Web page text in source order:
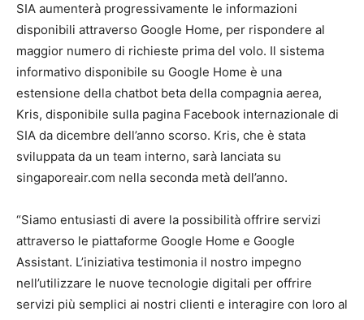
SIA aumenterà progressivamente le informazioni
disponibili attraverso Google Home, per rispondere al
maggior numero di richieste prima del volo. Il sistema
informativo disponibile su Google Home è una
estensione della chatbot beta della compagnia aerea,
Kris, disponibile sulla pagina Facebook internazionale di
SIA da dicembre dell’anno scorso. Kris, che è stata
sviluppata da un team interno, sarà lanciata su
singaporeair.com nella seconda metà dell’anno.
“Siamo entusiasti di avere la possibilità offrire servizi
attraverso le piattaforme Google Home e Google
Assistant. L’iniziativa testimonia il nostro impegno
nell’utilizzare le nuove tecnologie digitali per offrire
servizi più semplici ai nostri clienti e interagire con loro al